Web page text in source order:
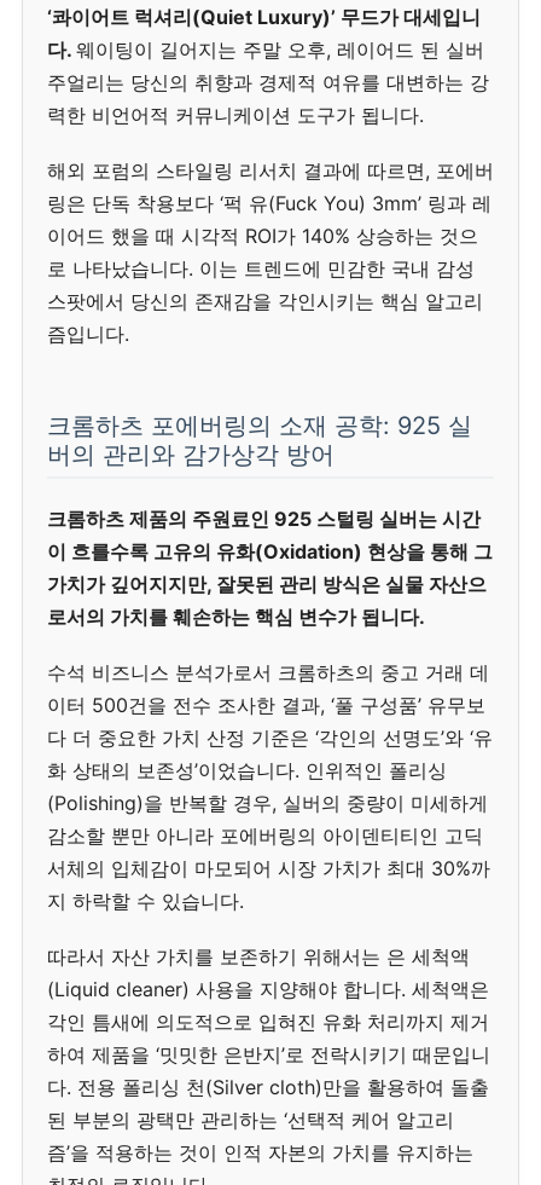
‘콰이어트 럭셔리(Quiet Luxury)’ 무드가 대세입니
다. 웨이팅이 길어지는 주말 오후, 레이어드 된 실버
주얼리는 당신의 취향과 경제적 여유를 대변하는 강
력한 비언어적 커뮤니케이션 도구가 됩니다.
해외 포럼의 스타일링 리서치 결과에 따르면, 포에버
링은 단독 착용보다 ‘퍽 유(Fuck You) 3mm’ 링과 레
이어드 했을 때 시각적 ROI가 140% 상승하는 것으
로 나타났습니다. 이는 트렌드에 민감한 국내 감성
스팟에서 당신의 존재감을 각인시키는 핵심 알고리
즘입니다.
크롬하츠 포에버링의 소재 공학: 925 실
버의 관리와 감가상각 방어
크롬하츠 제품의 주원료인 925 스털링 실버는 시간
이 흐를수록 고유의 유화(Oxidation) 현상을 통해 그
가치가 깊어지지만, 잘못된 관리 방식은 실물 자산으
로서의 가치를 훼손하는 핵심 변수가 됩니다.
수석 비즈니스 분석가로서 크롬하츠의 중고 거래 데
이터 500건을 전수 조사한 결과, ‘풀 구성품’ 유무보
다 더 중요한 가치 산정 기준은 ‘각인의 선명도’와 ‘유
화 상태의 보존성’이었습니다. 인위적인 폴리싱
(Polishing)을 반복할 경우, 실버의 중량이 미세하게
감소할 뿐만 아니라 포에버링의 아이덴티티인 고딕
서체의 입체감이 마모되어 시장 가치가 최대 30%까
지 하락할 수 있습니다.
따라서 자산 가치를 보존하기 위해서는 은 세척액
(Liquid cleaner) 사용을 지양해야 합니다. 세척액은
각인 틈새에 의도적으로 입혀진 유화 처리까지 제거
하여 제품을 ‘밋밋한 은반지’로 전락시키기 때문입니
다. 전용 폴리싱 천(Silver cloth)만을 활용하여 돌출
된 부분의 광택만 관리하는 ‘선택적 케어 알고리
즘’을 적용하는 것이 인적 자본의 가치를 유지하는